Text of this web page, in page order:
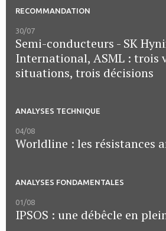
RECOMMANDATION
30/07
Semi-conducteurs - SK
International, ASML : trois
situations, trois décisions
ANALYSES TECHNIQUE
04/08
Worldline : les résistances
ANALYSES FONDAMENTALES
01/08
IPSOS : une débêcle en